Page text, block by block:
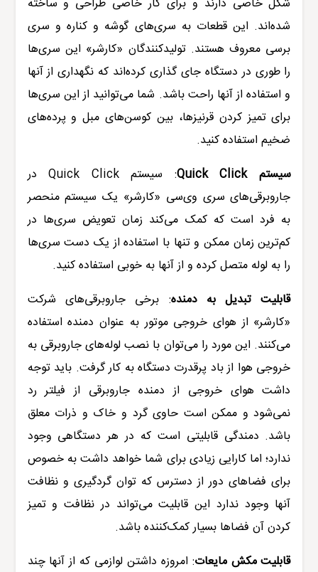
شده‌اند. این قطعات به سری‌های گوشه و کناره و سری
برسی معروف هستند. تولیدکنندگان «کارشر» این سری‌ها
را طوری در دستگاه جای گذاری کرده‌اند که نگهداری از آنها
و استفاده از آنها راحت باشد. شما می‌توانید از این سری‌ها
برای تمیز کردن قرنیزها، بین کوسن‌های مبل و پرده‌های
ضخیم استفاده کنید.
سیستمQuick Click
: سیستمQuick Clickدر
جاروبرقی‌های سری وی‌سی «کارشر» یک سیستم منحصر
به فرد است که کمک می‌کند زمان تعویض سری‌ها در
کم‌ترین زمان ممکن و تنها با استفاده از یک دست سری‌ها
را به لوله متصل کرده و از آنها به خوبی استفاده کنید.
قابلیت تبدیل به دمنده: برخی جاروبرقی‌های شرکت
«کارشر» از هوای خروجی موتور به عنوان دمنده استفاده
می‌کنند. این مورد را می‌توان با نصب لوله‌هایجاروبرقی به
خروجی هوا از باد پرقدرت دستگاه به کار گرفت. باید توجه
داشت هوای خروجی از دمنده جاروبرقی از فیلتر رد
نمی‌شود و ممکن است حاوی گرد و خاک و ذرات معلق
باشد. دمندگی قابلیتی است که در هر دستگاهی وجود
ندارد؛ اما کارایی زیادی برای شما خواهد داشت به خصوص
برای فضاهای دور از دسترس که توان گردگیری و نظافت
آنها وجود ندارد این قابلیت می‌تواند در نظافت و تمیز
کردن آن فضاها بسیار کمک‌کننده باشد.
قابلیت مکش مایعات: امروزه داشتن لوازمی که از آنها چند